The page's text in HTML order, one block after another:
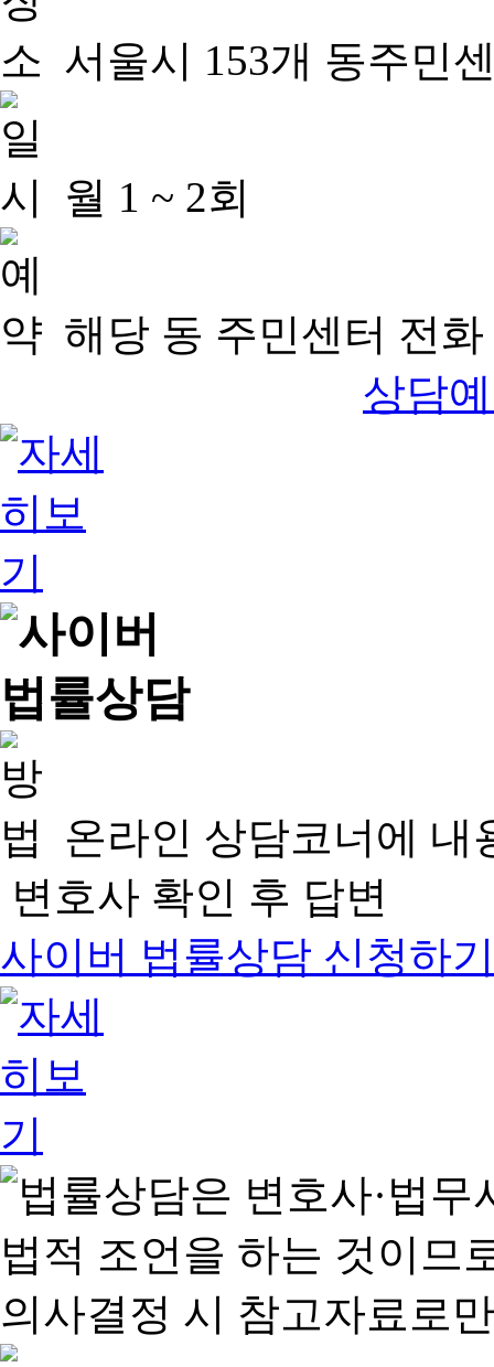
서울시 153개 동주민
월 1 ~ 2회
해당 동 주민센터 전
상담
온라인 상담코너에 내
변호사 확인 후 답변
사이버 법률상담 신청하기